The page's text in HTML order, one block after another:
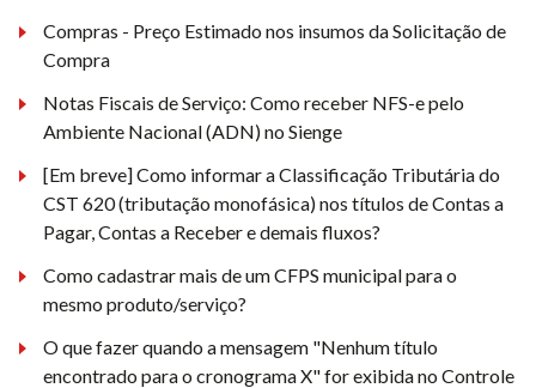
Compras - Preço Estimado nos insumos da Solicitação de
Compra
Notas Fiscais de Serviço: Como receber NFS-e pelo
Ambiente Nacional (ADN) no Sienge
[Em breve] Como informar a Classificação Tributária do
CST 620 (tributação monofásica) nos títulos de Contas a
Pagar, Contas a Receber e demais fluxos?
Como cadastrar mais de um CFPS municipal para o
mesmo produto/serviço?
O que fazer quando a mensagem "Nenhum título
encontrado para o cronograma X" for exibida no Controle